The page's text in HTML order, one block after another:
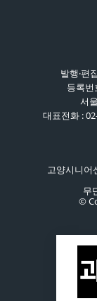
발행·편
등록번
서
대표전화 :
고양시니어
무
©